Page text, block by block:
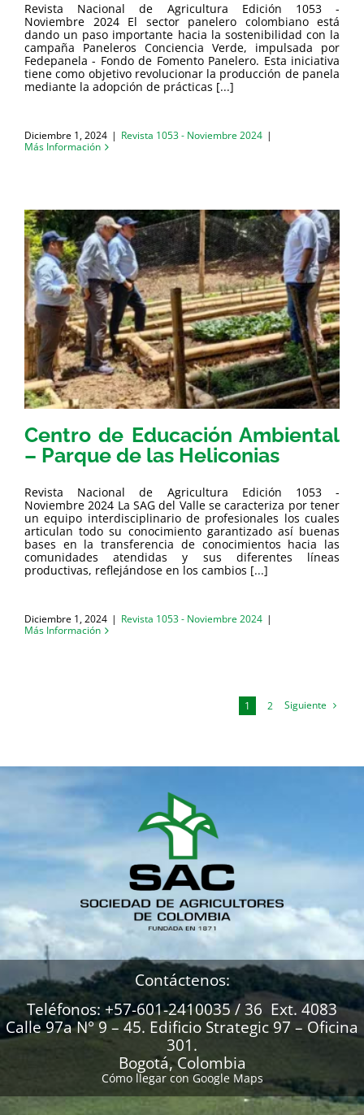
Revista Nacional de Agricultura Edición 1053 -
Noviembre 2024 El sector panelero colombiano está
dando un paso importante hacia la sostenibilidad con la
campaña Paneleros Conciencia Verde, impulsada por
Fedepanela - Fondo de Fomento Panelero. Esta iniciativa
tiene como objetivo revolucionar la producción de panela
mediante la adopción de prácticas [...]
Diciembre 1, 2024 | Revista 1053 - Noviembre 2024 |
Más Información
Centro de Educación Ambiental
– Parque de las Heliconias
Revista Nacional de Agricultura Edición 1053 -
Noviembre 2024 La SAG del Valle se caracteriza por tener
un equipo interdisciplinario de profesionales los cuales
articulan todo su conocimiento garantizado así buenas
bases en la transferencia de conocimientos hacia las
comunidades atendidas y sus diferentes líneas
productivas, reflejándose en los cambios [...]
Diciembre 1, 2024 | Revista 1053 - Noviembre 2024 |
Más Información
1 2 Siguiente
Contáctenos:
Teléfonos: +57-601-2410035 / 36 Ext. 4083
Calle 97a N° 9 – 45. Edificio Strategic 97 – Oficina
301.
Bogotá, Colombia
Cómo llegar con Google Maps